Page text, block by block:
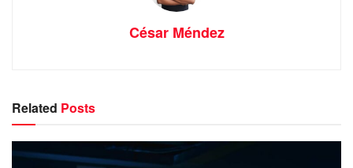
César Méndez
Related Posts